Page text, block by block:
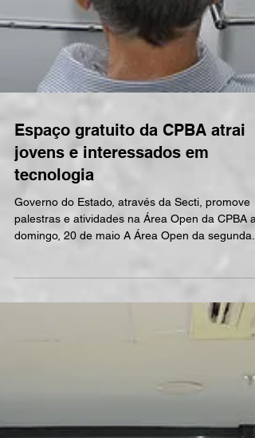
Espaço gratuito da CPBA atrai
jovens e interessados em
tecnologia
Governo do Estado, através da Secti, promove